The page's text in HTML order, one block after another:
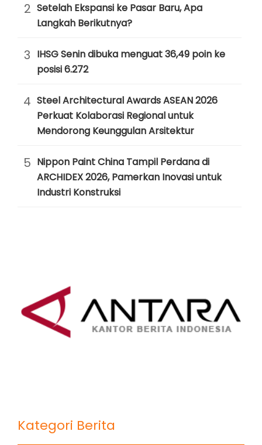
2 Setelah Ekspansi ke Pasar Baru, Apa
Langkah Berikutnya?
3 IHSG Senin dibuka menguat 36,49 poin ke
posisi 6.272
4 Steel Architectural Awards ASEAN 2026
Perkuat Kolaborasi Regional untuk
Mendorong Keunggulan Arsitektur
5 Nippon Paint China Tampil Perdana di
ARCHIDEX 2026, Pamerkan Inovasi untuk
Industri Konstruksi
Kategori Berita